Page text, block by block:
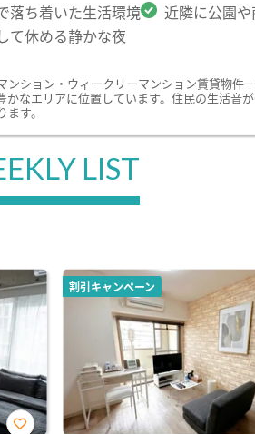
落ち着いた生活環境 近隣に公園
て休める静かな夜
ンション・ウィークリーマンション賃貸物
なエリアに位置しています。住民の生活
す。
LIST
割引キャンペーン